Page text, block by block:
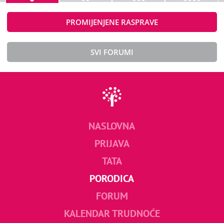
PROMIJENJENE RASPRAVE
SVI FORUMI
NASLOVNA
PRIJAVA
TATA
PORODICA
FORUM
KALENDAR TRUDNOĆE